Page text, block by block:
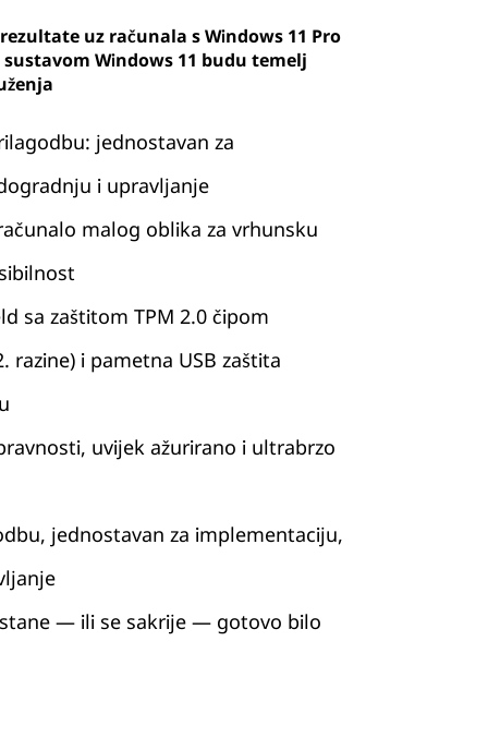
uz računala s Windows 11 Pro
Windows 11 budu temelj
jednostavan za
i upravljanje
malog oblika za vrhunsku
sa zaštitom TPM 2.0 čipom
razine) i pametna USB zaštita
uvijek ažurirano i ultrabrzo
jednostavan za implementaciju,
— ili se sakrije — gotovo bilo